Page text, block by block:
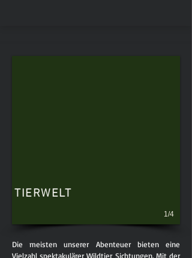
1/4
TIERWELT
Die meisten unserer Abenteuer bieten eine
Vielzahl spektakulärer Wildtier Sichtungen. Mit der